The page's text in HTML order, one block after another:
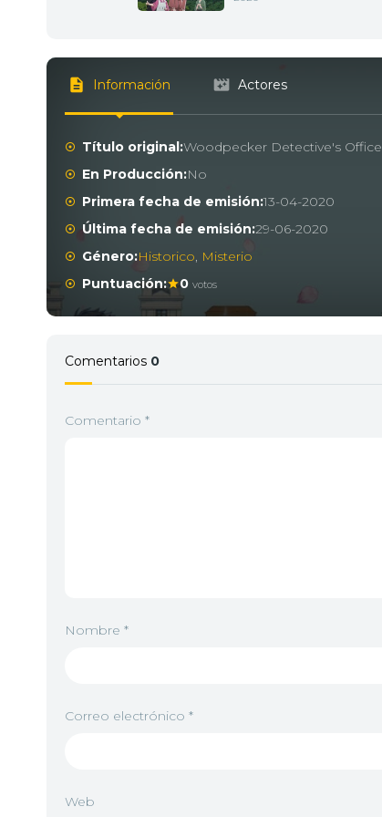
Información Actores
Título original:Woodpecker Detective's Office
En Producción:No
Primera fecha de emisión:13-04-2020
Última fecha de emisión:29-06-2020
Género:Historico, Misterio
Puntuación:
0 votos
Comentarios 0
Comentario *
Nombre *
Correo electrónico *
Web